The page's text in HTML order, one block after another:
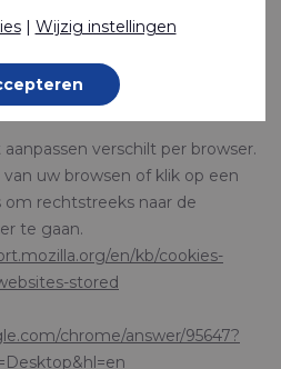
cookies niet dat je helemaal
zien krijgt. De advertenties zijn
jouw interesses en kunnen
verschilt per browser.
uw browsen of klik op een
rechtstreeks naar de
te gaan.
en/kb/cookies-
stored
chrome/answer/95647?
| Wijzig instellingen